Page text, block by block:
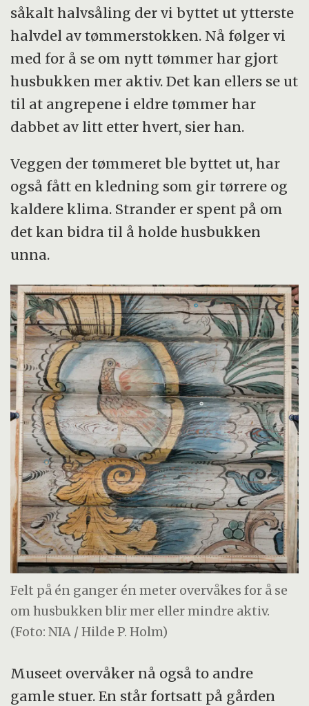
såkalt halvsåling der vi byttet ut ytterste
halvdel av tømmerstokken. Nå følger vi
med for å se om nytt tømmer har gjort
husbukken mer aktiv. Det kan ellers se ut
til at angrepene i eldre tømmer har
dabbet av litt etter hvert, sier han.
Veggen der tømmeret ble byttet ut, har
også fått en kledning som gir tørrere og
kaldere klima. Strander er spent på om
det kan bidra til å holde husbukken
unna.
Felt på én ganger én meter overvåkes for å se
om husbukken blir mer eller mindre aktiv.
(Foto: NIA / Hilde P. Holm)
Museet overvåker nå også to andre
gamle stuer. En står fortsatt på gården